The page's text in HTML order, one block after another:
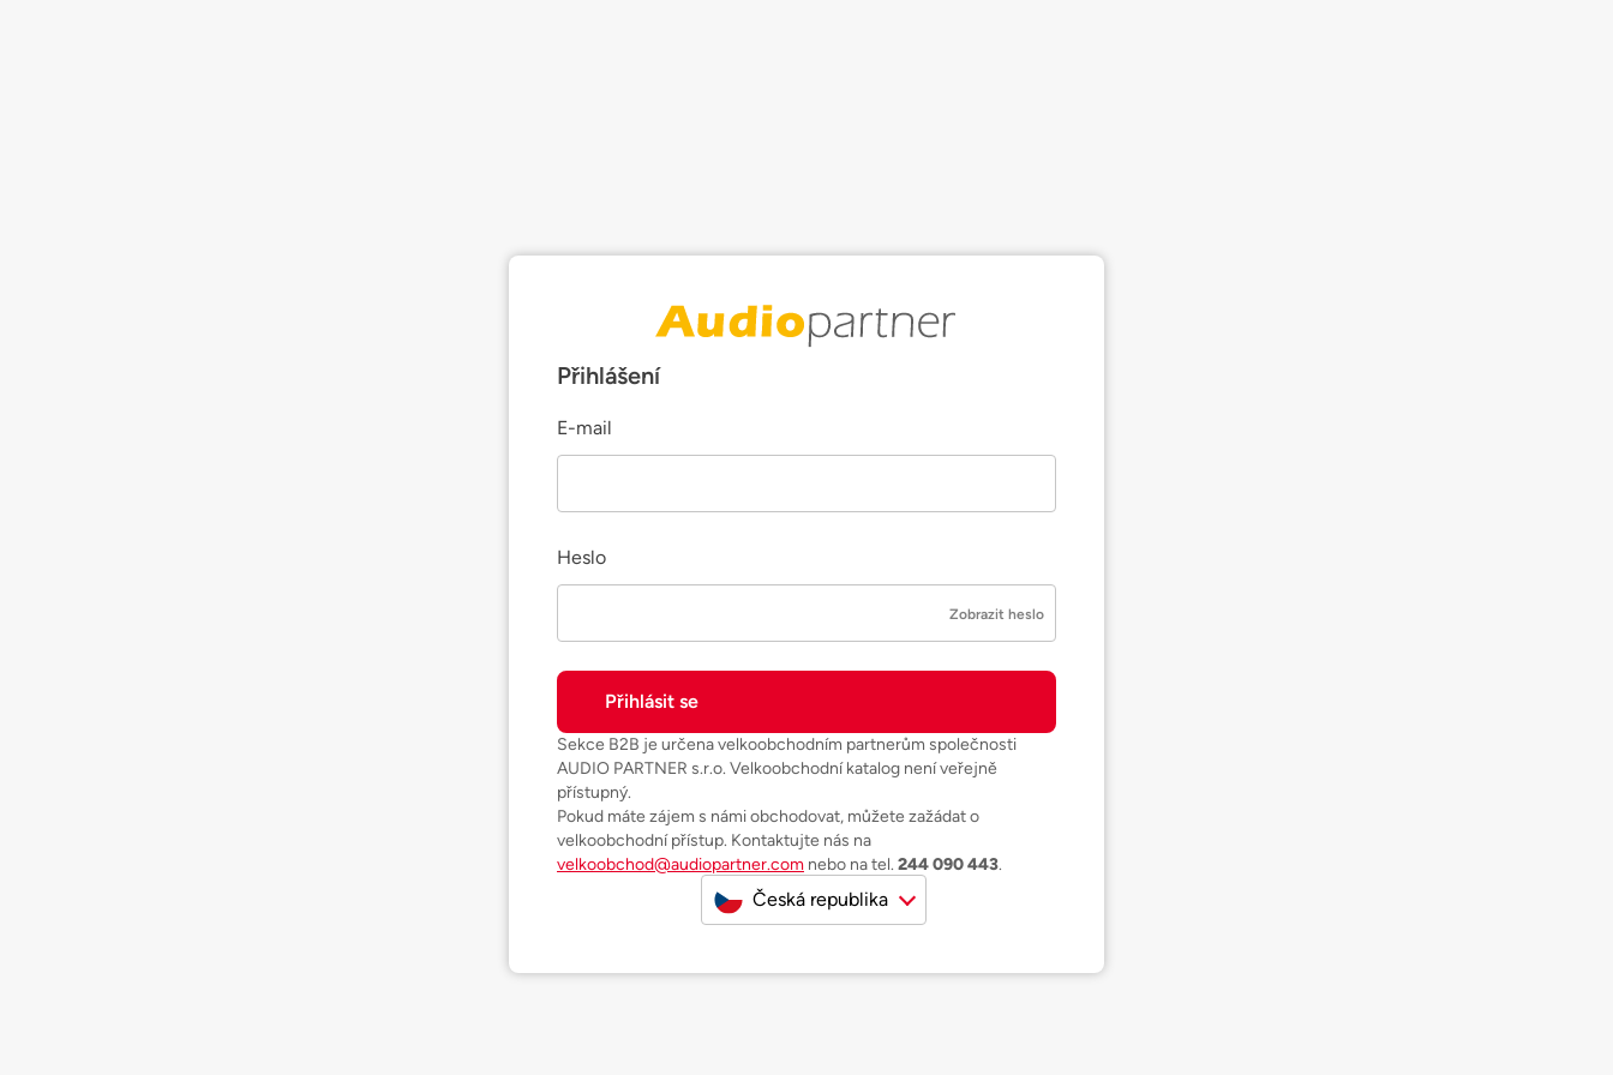
Přihlášení
E-mail
Heslo
Zobrazit heslo
Sekce B2B je určena velkoobchodním partnerům společnosti
AUDIO PARTNER s.r.o. Velkoobchodní katalog není veřejně
přístupný.
Pokud máte zájem s námi obchodovat, můžete zažádat o
velkoobchodní přístup. Kontaktujte nás na
velkoobchod@audiopartner.com nebo na tel. 244 090 443.
Česká republika